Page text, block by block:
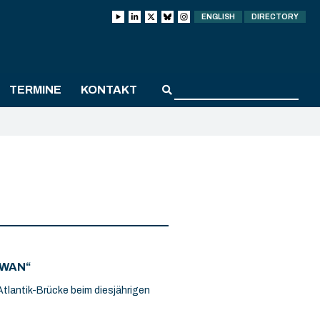
ENGLISH DIRECTORY
TERMINE KONTAKT
Brücke beim diesjährigen